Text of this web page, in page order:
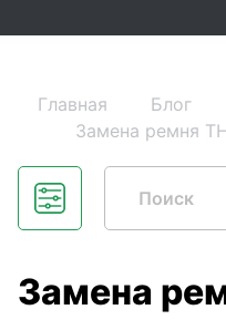
Главная Блог
Замена ремня